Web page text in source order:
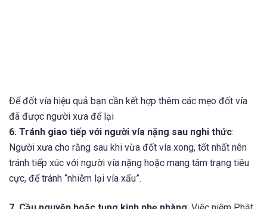
Để đốt vía hiệu quả bạn cần kết hợp thêm các mẹo đốt vía
đã được người xưa để lại
6. Tránh giao tiếp với người vía nặng sau nghi thức:
Người xưa cho rằng sau khi vừa đốt vía xong, tốt nhất nên
tránh tiếp xúc với người vía nặng hoặc mang tâm trạng tiêu
cực, để tránh “nhiễm lại vía xấu”.